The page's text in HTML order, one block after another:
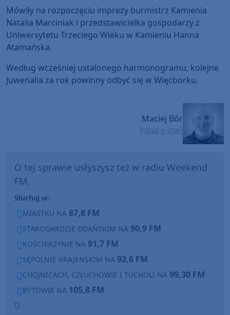
Mówiły na rozpoczęciu imprezy burmistrz Kamienia
Natalia Marciniak i przedstawicielka gospodarzy z
Uniwersytetu Trzeciego Wieku w Kamieniu Hanna
Atamańska.
Według wcześniej ustalonego harmonogramu, kolejne
Juwenalia za rok powinny odbyć się w Więcborku.
Maciej Bór
Pokaż e-mail
O tej sprawie usłyszysz też w radiu Weekend
FM.
Słuchaj w:
MIASTKU NA 87,8 FM
STAROGARDZIE GDAŃSKIM NA 90,9 FM
KOŚCIERZYNIE NA 91,7 FM
SĘPÓLNIE KRAJEŃSKIM NA 92,6 FM
CHOJNICACH, CZŁUCHOWIE I TUCHOLI NA 99,30 FM
BYTOWIE NA 105,8 FM